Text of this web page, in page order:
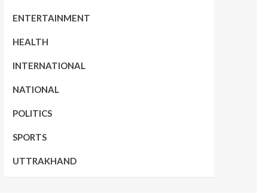
ENTERTAINMENT
HEALTH
INTERNATIONAL
NATIONAL
POLITICS
SPORTS
UTTRAKHAND